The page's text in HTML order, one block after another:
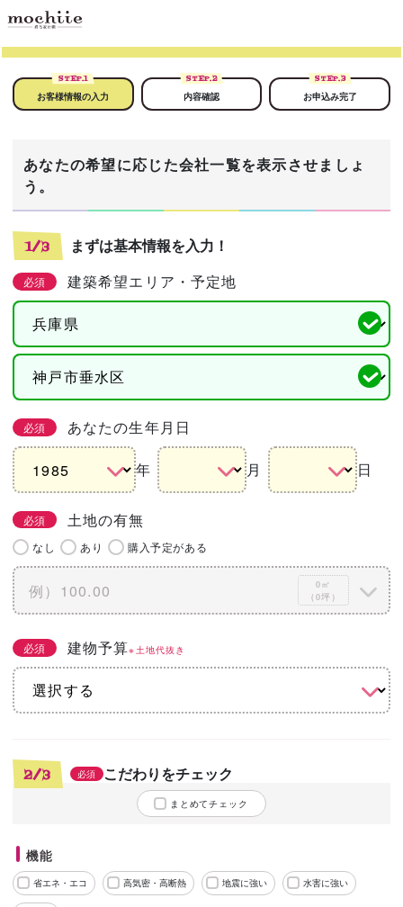
STEP.1
お客様情報の入力
STEP.2
内容確認
STEP.3
お申込み完了
あなたの希望に応じた会社一覧を表示させましょ
う。
1/3 まずは基本情報を入力！
必須 建築希望エリア・予定地
必須 あなたの生年月日
年 月 日
必須 土地の有無
なし あり 購入予定がある
0㎡
（0坪）
必須 建物予算※土地代抜き
2/3 必須 こだわりをチェック
まとめてチェック
機能
省エネ・エコ 高気密・高断熱 地震に強い 水害に強い